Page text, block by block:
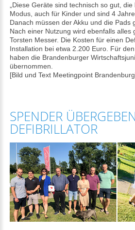
„Diese Geräte sind technisch so gut,
Modus, auch für Kinder und sind 4
Danach müssen der Akku und die Pads
Nach einer Nutzung wird ebenfalls alles
Torsten Messer. Die Kosten für einen
Installation bei etwa 2.200 Euro. Für
haben die Brandenburger
übernommen.
[Bild und Text Meetingpoint
SPENDER
DEFIBRILLATOR